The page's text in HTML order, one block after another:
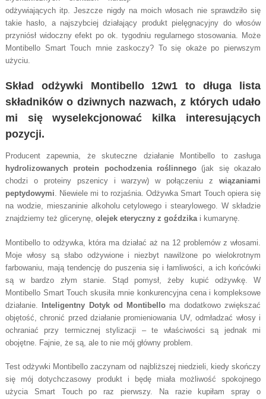
odżywiających itp. Jeszcze nigdy na moich włosach nie sprawdziło się
takie hasło, a najszybciej działający produkt pielęgnacyjny do włosów
przyniósł widoczny efekt po ok. tygodniu regularnego stosowania. Może
Montibello Smart Touch mnie zaskoczy? To się okaże po pierwszym
użyciu.
Skład odżywki Montibello 12w1 to długa lista
składników o dziwnych nazwach, z których udało
mi się wyselekcjonować kilka interesujących
pozycji.
Producent zapewnia, że skuteczne działanie Montibello to zasługa
hydrolizowanych protein pochodzenia roślinnego (jak się okazało
chodzi o proteiny pszenicy i warzyw) w połączeniu związaniami
peptydowymi. Niewiele mi to rozjaśnia. Odżywka Smart Touch opiera się
na wodzie, mieszaninie alkoholu cetylowego i stearylowego. W składzie
znajdziemy też glicerynę, olejek eteryczny z goździkai kumarynę.
Montibello to odżywka, która ma działać aż na 12 problemów z włosami.
Moje włosy są słabo odżywione i niezbyt nawilżone po wielokrotnym
farbowaniu, mają tendencję do puszenia się i łamliwości, a ich końcówki
są w bardzo złym stanie. Stąd pomysł, żeby kupić odżywkę. W
Montibello Smart Touch skusiła mnie konkurencyjna cena i kompleksowe
działanie. Inteligentny Dotyk od Montibello ma dodatkowo zwiększać
objętość, chronić przed działanie promieniowania UV, odmładzać włosy i
ochraniać przy termicznej stylizacji – te właściwości są jednak mi
obojętne. Fajnie, że są, ale to nie mój główny problem.
Test odżywki Montibello zaczynam od najbliższej niedzieli, kiedy skończy
się mój dotychczasowy produkt i będę miała możliwość spokojnego
użycia Smart Touch po raz pierwszy. Na razie kupiłam spray o